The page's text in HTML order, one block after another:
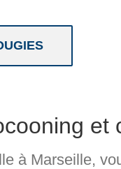
et
à Marseille,